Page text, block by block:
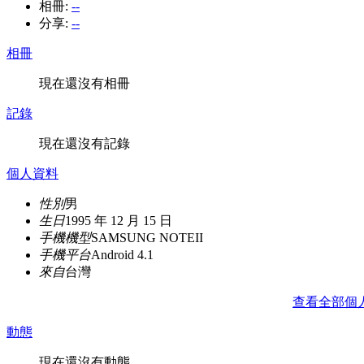
相冊: --
分享: --
相冊
現在還沒有相冊
記錄
現在還沒有記錄
個人資料
性別男
生日1995 年 12 月 15 日
手機機型SAMSUNG NOTEII
手機平台Android 4.1
來自台灣
查看全部個
動態